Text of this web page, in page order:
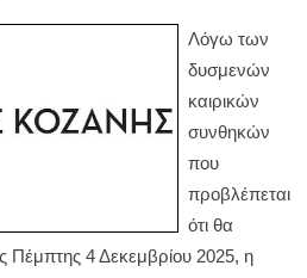
Λόγω των
δυσμενών
καιρικών
συνθηκών
που
προβλέπεται
ότι θα
Πέμπτης 4 Δεκεμβρίου 2025, η